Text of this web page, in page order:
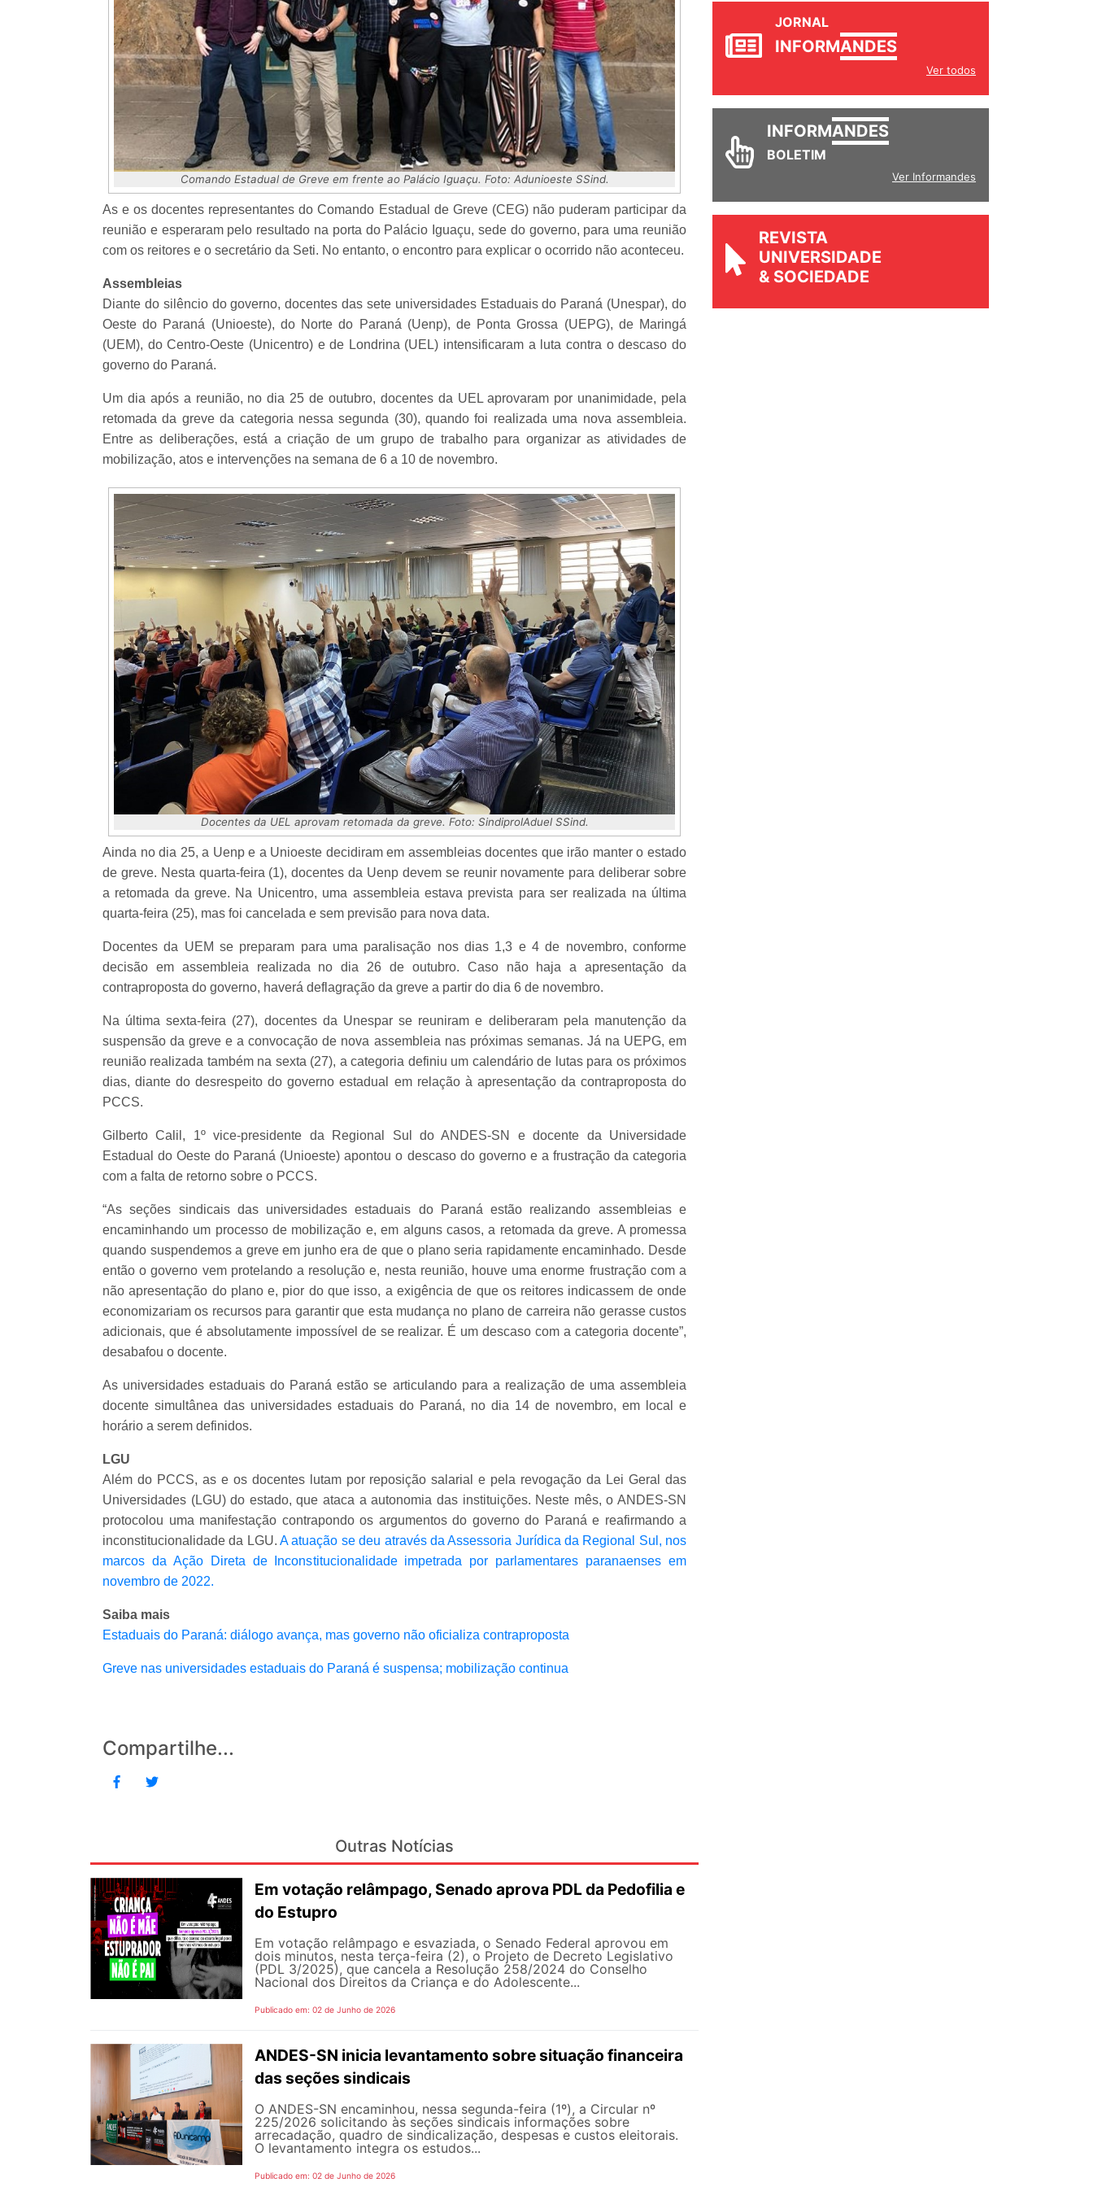
Comando Estadual de Greve em frente ao Palácio Iguaçu. Foto: Adunioeste SSind.
As e os docentes representantes do Comando Estadual de Greve (CEG) não puderam participar da
reunião e esperaram pelo resultado na porta do Palácio Iguaçu, sede do governo, para uma reunião
com os reitores e o secretário da Seti. No entanto, o encontro para explicar o ocorrido não aconteceu.
Assembleias
Diante do silêncio do governo, docentes das sete universidades Estaduais do Paraná (Unespar), do
Oeste do Paraná (Unioeste), do Norte do Paraná (Uenp), de Ponta Grossa (UEPG), de Maringá
(UEM), do Centro-Oeste (Unicentro) e de Londrina (UEL) intensificaram a luta contra o descaso do
governo do Paraná.
Um dia após a reunião, no dia 25 de outubro, docentes da UEL aprovaram por unanimidade, pela
retomada da greve da categoria nessa segunda (30), quando foi realizada uma nova assembleia.
Entre as deliberações, está a criação de um grupo de trabalho para organizar as atividades de
mobilização, atos e intervenções na semana de 6 a 10 de novembro.
Docentes da UEL aprovam retomada da greve. Foto: SindiprolAduel SSind.
Ainda no dia 25, a Uenp e a Unioeste decidiram em assembleias docentes que irão manter o estado
de greve. Nesta quarta-feira (1), docentes da Uenp devem se reunir novamente para deliberar sobre
a retomada da greve. Na Unicentro, uma assembleia estava prevista para ser realizada na última
quarta-feira (25), mas foi cancelada e sem previsão para nova data.
Docentes da UEM se preparam para uma paralisação nos dias 1,3 e 4 de novembro, conforme
decisão em assembleia realizada no dia 26 de outubro. Caso não haja a apresentação da
contraproposta do governo, haverá deflagração da greve a partir do dia 6 de novembro.
Na última sexta-feira (27), docentes da Unespar se reuniram e deliberaram pela manutenção da
suspensão da greve e a convocação de nova assembleia nas próximas semanas. Já na UEPG, em
reunião realizada também na sexta (27), a categoria definiu um calendário de lutas para os próximos
dias, diante do desrespeito do governo estadual em relação à apresentação da contraproposta do
PCCS.
Gilberto Calil, 1º vice-presidente da Regional Sul do ANDES-SN e docente da Universidade
Estadual do Oeste do Paraná (Unioeste) apontou o descaso do governo e a frustração da categoria
com a falta de retorno sobre o PCCS.
“As seções sindicais das universidades estaduais do Paraná estão realizando assembleias e
encaminhando um processo de mobilização e, em alguns casos, a retomada da greve. A promessa
quando suspendemos a greve em junho era de que o plano seria rapidamente encaminhado. Desde
então o governo vem protelando a resolução e, nesta reunião, houve uma enorme frustração com a
não apresentação do plano e, pior do que isso, a exigência de que os reitores indicassem de onde
economizariam os recursos para garantir que esta mudança no plano de carreira não gerasse custos
adicionais, que é absolutamente impossível de se realizar. É um descaso com a categoria docente”,
desabafou o docente.
As universidades estaduais do Paraná estão se articulando para a realização de uma assembleia
docente simultânea das universidades estaduais do Paraná, no dia 14 de novembro, em local e
horário a serem definidos.
LGU
Além do PCCS, as e os docentes lutam por reposição salarial e pela revogação da Lei Geral das
Universidades (LGU) do estado, que ataca a autonomia das instituições. Neste mês, o ANDES-SN
protocolou uma manifestação contrapondo os argumentos do governo do Paraná e reafirmando a
inconstitucionalidade da LGU.A atuação se deu através da Assessoria Jurídica da Regional Sul, nos
marcos da Ação Direta de Inconstitucionalidade impetrada por parlamentares paranaenses em
novembro de 2022.
Saiba mais
Estaduais do Paraná: diálogo avança, mas governo não oficializa contraproposta
Greve nas universidades estaduais do Paraná é suspensa; mobilização continua
Compartilhe...
Outras Notícias
Em votação relâmpago, Senado aprova PDL da Pedofilia e
do Estupro
Em votação relâmpago e esvaziada, o Senado Federal aprovou em
dois minutos, nesta terça-feira (2), o Projeto de Decreto Legislativo
(PDL 3/2025), que cancela a Resolução 258/2024 do Conselho
Nacional dos Direitos da Criança e do Adolescente...
Publicado em: 02 de Junho de 2026
ANDES-SN inicia levantamento sobre situação financeira
das seções sindicais
O ANDES-SN encaminhou, nessa segunda-feira (1º), a Circular nº
225/2026 solicitando às seções sindicais informações sobre
arrecadação, quadro de sindicalização, despesas e custos eleitorais.
O levantamento integra os estudos...
Publicado em: 02 de Junho de 2026
JORNAL
Ver todos
INFORM
Ver Informandes
REVISTA
UNIVERSIDADE